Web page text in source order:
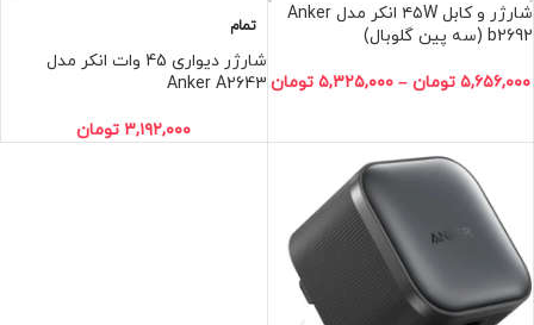
شارژر و کابل ۴۵W انکر مدل Anker
b2692 (سه پین گلوبال)
۵,۶۵۶,۰۰۰ تومان – ۵,۳۲۵,۰۰۰ تومان
تمام
شارژر دیواری 45 وات انکر مدل
Anker A2643
۳,۱۹۲,۰۰۰ تومان